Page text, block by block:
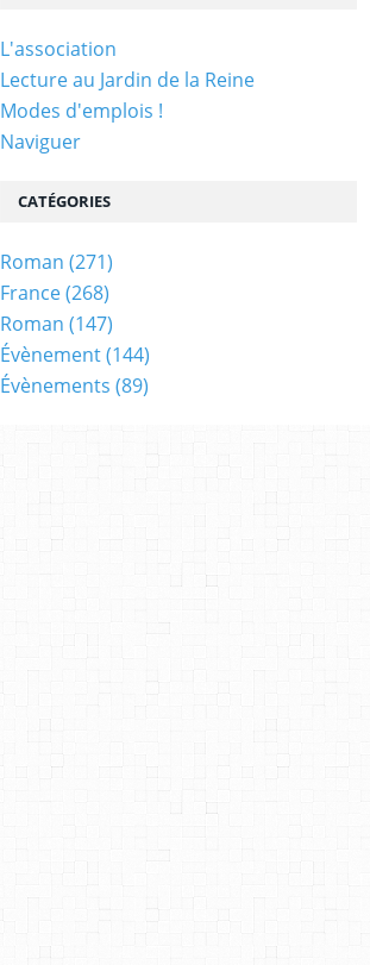
L'association
Lecture au Jardin de la Reine
Modes d'emplois !
Naviguer
CATÉGORIES
Roman (271)
France(268)
Roman (147)
Évènement(144)
Évènements (89)